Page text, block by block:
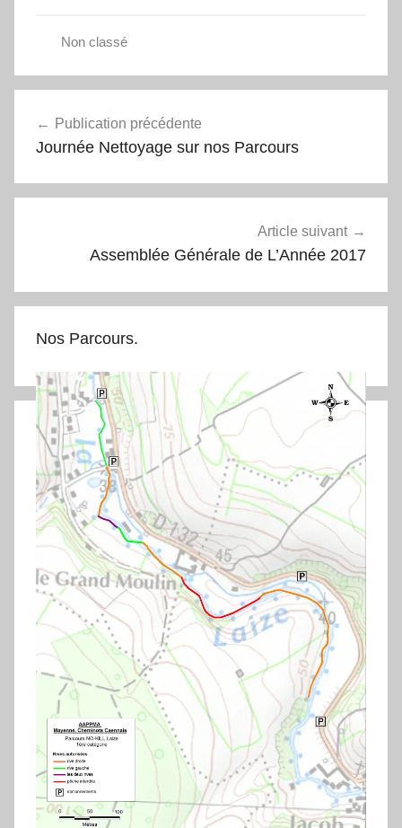
Non classé
de
Publication précédente
Journée Nettoyage sur nos Parcours
Article suivant
Assemblée Générale de L’Année 2017
Nos Parcours.